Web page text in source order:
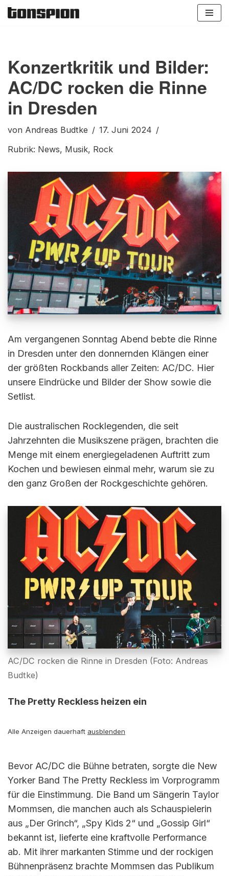
Konzertkritik und Bilder:
AC/DC rocken die Rinne
in Dresden
von Andreas Budtke
17. Juni 2024
Rubrik: News, Musik, Rock
Am vergangenen Sonntag Abend bebte die Rinne
in Dresden unter den donnernden Klängen einer
der größten Rockbands aller Zeiten: AC/DC. Hier
unsere Eindrücke und Bilder der Show sowie die
Setlist.
Die australischen Rocklegenden, die seit
Jahrzehnten die Musikszene prägen, brachten die
Menge mit einem energiegeladenen Auftritt zum
Kochen und bewiesen einmal mehr, warum sie zu
den ganz Großen der Rockgeschichte gehören.
AC/DC rocken die Rinne in Dresden (Foto: Andreas
Budtke)
The Pretty Reckless heizen ein
Alle Anzeigen dauerhaft ausblenden
Bevor AC/DC die Bühne betraten, sorgte die New
Yorker Band The Pretty Reckless im Vorprogramm
für die Einstimmung. Die Band um Sängerin Taylor
Mommsen, die manchen auch als Schauspielerin
aus „Der Grinch“, „Spy Kids 2“ und „Gossip Girl“
bekannt ist, lieferte eine kraftvolle Performance
ab. Mit ihrer markanten Stimme und der rockigen
Bühnenpräsenz brachte Mommsen das Publikum